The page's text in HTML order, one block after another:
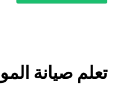
تعلم صيانة